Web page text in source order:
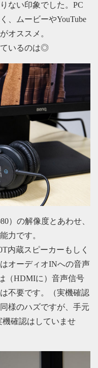
ない印象でした。PC
、ムービーやYouTube
オススメ。
ているのは◎
）の解像度とあわせ、
力です。
内蔵スピーカーもしく
オーディオINへの音声
（HDMIに）音声信号
不要です。（実機確認
様のハズですが、手元
確認はしていませ